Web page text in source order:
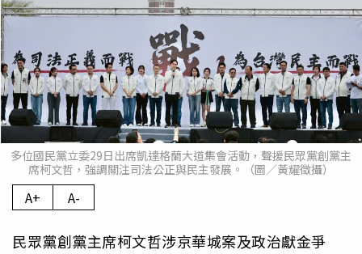
多位國民黨立委29日出席凱達格蘭大道集會活動，聲援民眾黨創黨主
席柯文哲，強調關注司法公正與民主發展。（圖／黃耀徵攝）
A+ A-
民眾黨創黨主席柯文哲涉京華城案及政治獻金爭